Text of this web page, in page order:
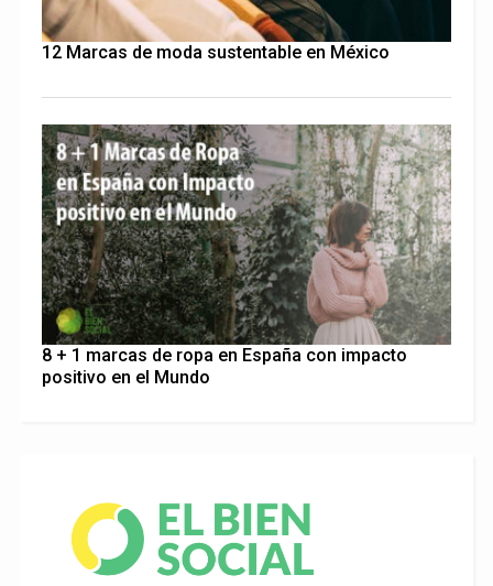
12 Marcas de moda sustentable en México
8 + 1 marcas de ropa en España con impacto
positivo en el Mundo